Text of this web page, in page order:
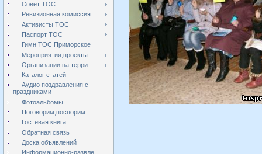
Совет ТОС
Ревизионная комиссия
Активисты ТОС
Паспорт ТОС
Гимн ТОС Приморское
Мероприятия,проекты
Организации на терри...
Каталог статей
Аудио поздравления с
праздниками
Фотоальбомы
Поговорим,поспорим
Гостевая книга
Обратная связь
Доска объявлений
Информационно-развле...